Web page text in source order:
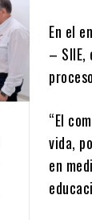
En el
–
“El
vida,
en